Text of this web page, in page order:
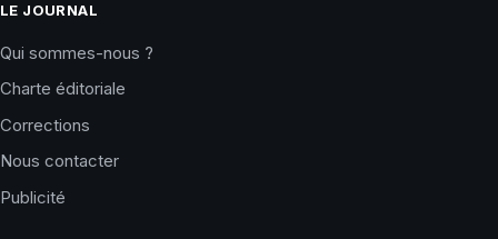
LE JOURNAL
Qui sommes-nous ?
Charte éditoriale
Corrections
Nous contacter
Publicité